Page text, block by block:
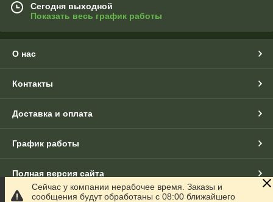
Сегодня выходной
Показать весь график работы
О нас
Контакты
Доставка и оплата
График работы
Полная версия сайта
Сейчас у компании нерабочее время. Заказы и
сообщения будут обработаны с 08:00 ближайшего